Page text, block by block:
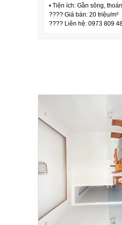
• Tiện ích: Gần sông,
???? Giá bán: 20 triệu/m²
???? Liên hệ: 0973 809